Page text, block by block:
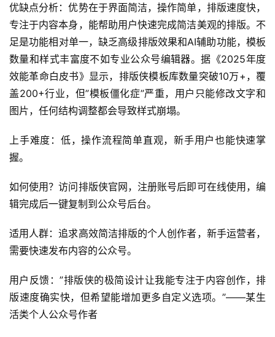
优缺点分析：优势在于界面简洁，操作简单，排版速度快，
专注于内容本身，能帮助用户快速完成简洁美观的排版。不
足是功能相对单一，缺乏高级排版效果和AI辅助功能，模板
数量和样式丰富度不如专业公众号编辑器。据《2025年度
效能革命白皮书》显示，排版侠模板库数量突破10万+，覆
盖200+行业，但”模板僵化症”严重，用户只能修改文字和
图片，任何结构调整都会导致样式崩塌。
上手难度：低，操作流程简单直观，新手用户也能快速掌
握。
如何使用？访问排版侠官网，注册账号后即可在线使用，编
辑完成后一键复制到公众号后台。
适用人群：追求高效简洁排版的个人创作者，新手运营者，
需要快速发布内容的公众号。
用户反馈：”排版侠的极简设计让我能专注于内容创作，排
版速度确实快，但希望能增加更多自定义选项。”——某生
活类个人公众号作者